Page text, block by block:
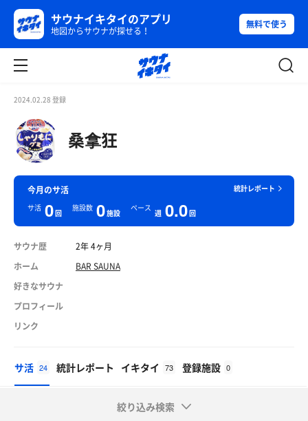
サウナイキタイのアプリ
地図からサウナが探せる！
無料で使う
2024.02.28 登録
桑拿狂
統計レポート
今月のサ活
サ活 0回
施設数 0施設
ペース
週 0.0回
サウナ歴
2年 4ヶ月
ホーム
BAR SAUNA
好きなサウナ
プロフィール
リンク
サ活 24 統計レポート イキタイ 73 登録施設 0
絞り込み検索